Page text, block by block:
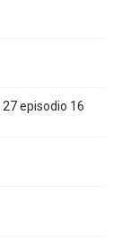
episodio 16